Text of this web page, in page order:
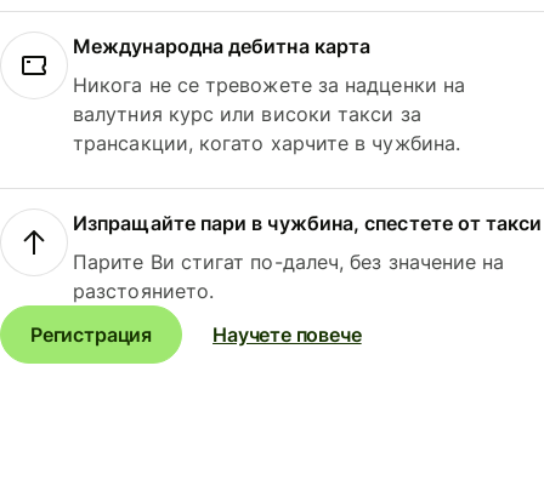
Международна дебитна карта
Никога не се тревожете за надценки на
валутния курс или високи такси за
трансакции, когато харчите в чужбина.
Изпращайте пари в чужбина, спестете от такси
Парите Ви стигат по-далеч, без значение на
разстоянието.
Регистрация
Научете повече